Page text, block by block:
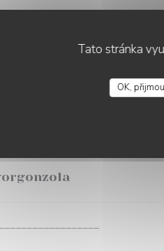
Tato stránka
OK,
(tomate,
moment, pâtes
ou jambon blanc